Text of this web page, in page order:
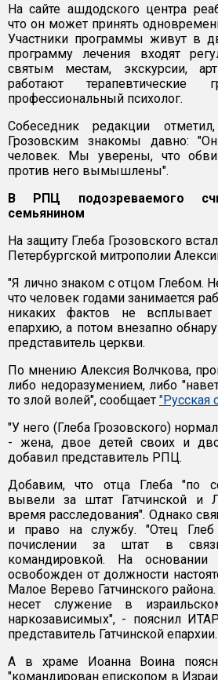
На сайте ашдодского центра
что он может принять
Участники программы живут в
программу лечения входят
святым местам, экскурсии,
работают
профессиональный психолог.
Cобеседник редакции
Грозовским знакомы давно:
человек. Мы уверены, что
против него вымышлены".
В РПЦ подозреваемого
семьянином
На защиту Глеба Грозовского
Петербургской митрополии
"Я лично знаком с отцом Глебом.
что человек годами занимается
никаких фактов не
епархию, а потом внезапно
представитель церкви.
По мнению Алексия Волчкова,
либо недоразумением, либо
то злой волей", сообщает "Русская
"У него (Глеба Грозовского)
- жена, двое детей своих и
добавил представитель РПЦ.
Добавим, что отца Глеба "по
вывели за штат Гатчинской и
время расследования". Однако
и право на службу. "Отец
почислении за штат в
командировкой. На
освобожден от должности
Малое Верево Гатчинского
несет служение в
наркозависимых", - пояснил
представитель Гатчинской епархии.
А в храме Иоанна Воина
"командирован епископом в